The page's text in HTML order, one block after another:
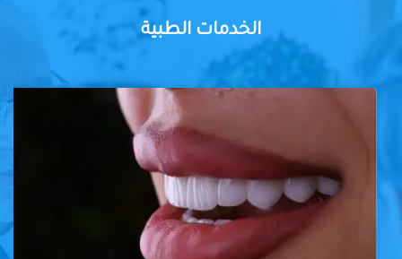
الخدمات الطبية